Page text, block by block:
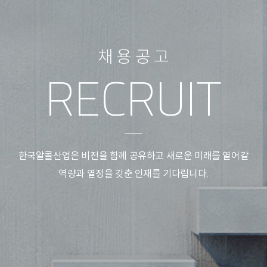
채 용 공고
RECRUIT
한국알콜산업은 비전을 함께 공유하고 새로운 미래를 열어갈
역량과 열정을 갖춘 인재를 기다립니다.